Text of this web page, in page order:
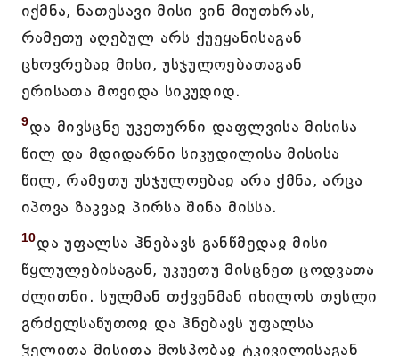
იქმნა, ნათესავი მისი ვინ მიუთხრას,
რამეთუ აღებულ არს ქუეყანისაგან
ცხოვრებაჲ მისი, უსჯულოებათაგან
ერისათა მოვიდა სიკუდიდ.
9და მივსცნე უკეთურნი დაფლვისა მისისა
წილ და მდიდარნი სიკუდილისა მისისა
წილ, რამეთუ უსჯულოებაჲ არა ქმნა, არცა
იპოვა ზაკვაჲ პირსა შინა მისსა.
10და უფალსა ჰნებავს განწმედაჲ მისი
წყლულებისაგან, უკუეთუ მისცნეთ ცოდვათა
ძლითნი. სულმან თქვენმან იხილოს თესლი
გრძელსაწუთოჲ და ჰნებავს უფალსა
ჴელითა მისითა მოსპობაჲ ტკივილისაგან